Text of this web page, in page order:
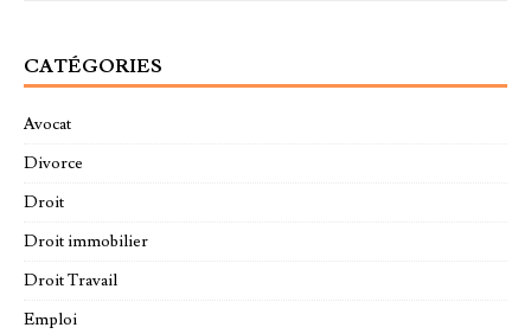
CATÉGORIES
Avocat
Divorce
Droit
Droit immobilier
Droit Travail
Emploi